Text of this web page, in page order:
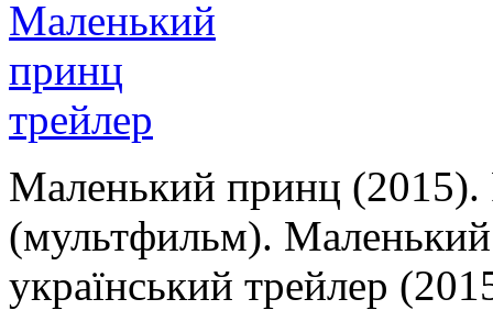
Маленький принц (2015).
(мультфильм).
український трейлер